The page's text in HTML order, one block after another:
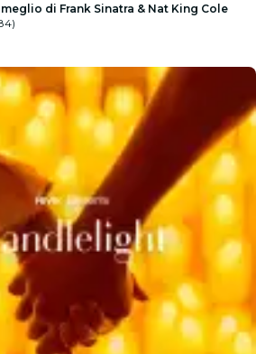
di Frank Sinatra & Nat King Cole